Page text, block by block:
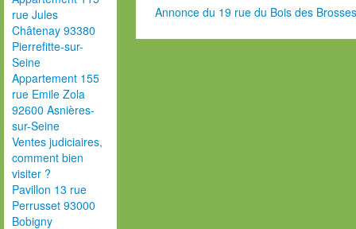
rue Jules
Châtenay 93380
Pierrefitte-sur-
Seine
Appartement 155
rue Emile Zola
92600 Asnières-
sur-Seine
Ventes judiciaires,
comment bien
visiter ?
Pavillon 13 rue
Perrusset 93000
Bobigny
Annonce du 19 rue du Bois des